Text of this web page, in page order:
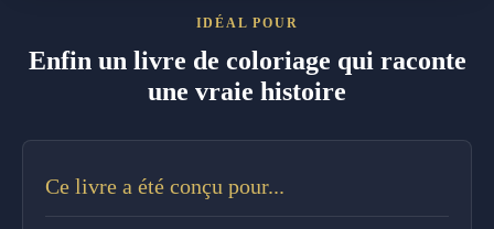
IDÉAL POUR
Enfin un livre de coloriage qui raconte
une vraie histoire
Ce livre a été conçu pour...